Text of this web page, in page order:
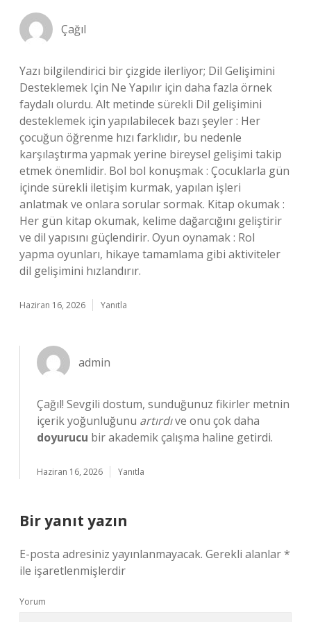
Çağıl
Yazı bilgilendirici bir çizgide ilerliyor; Dil Gelişimini
Desteklemek Için Ne Yapılır için daha fazla örnek
faydalı olurdu. Alt metinde sürekli Dil gelişimini
desteklemek için yapılabilecek bazı şeyler : Her
çocuğun öğrenme hızı farklıdır, bu nedenle
karşılaştırma yapmak yerine bireysel gelişimi takip
etmek önemlidir. Bol bol konuşmak : Çocuklarla gün
içinde sürekli iletişim kurmak, yapılan işleri
anlatmak ve onlara sorular sormak. Kitap okumak :
Her gün kitap okumak, kelime dağarcığını geliştirir
ve dil yapısını güçlendirir. Oyun oynamak : Rol
yapma oyunları, hikaye tamamlama gibi aktiviteler
dil gelişimini hızlandırır.
Haziran 16, 2026 Yanıtla
admin
Çağıl! Sevgili dostum, sunduğunuz fikirler metnin
içerik yoğunluğunu artırdıve onu çok daha
doyurucu bir akademik çalışma haline getirdi.
Haziran 16, 2026 Yanıtla
Bir yanıt yazın
E-posta adresiniz yayınlanmayacak. Gerekli alanlar*
ile işaretlenmişlerdir
Yorum